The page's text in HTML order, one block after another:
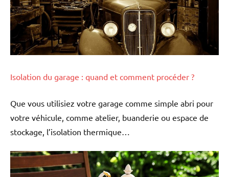
Isolation du garage : quand et comment procéder ?
Que vous utilisiez votre garage comme simple abri pour
votre véhicule, comme atelier, buanderie ou espace de
stockage, l’isolation thermique…